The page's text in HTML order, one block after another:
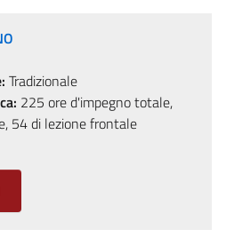
Tradizionale
225 ore d'impegno totale,
54 di lezione frontale